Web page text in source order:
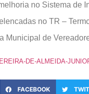
no Sistema de
no TR –
Municipal de
DE-ALMEIDA-
FACEBOOK